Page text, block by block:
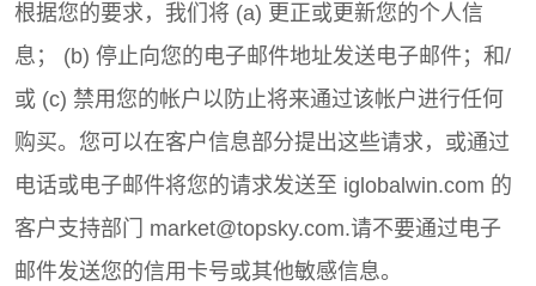
根据您的要求，我们将 (a) 更正或更新您的个人信
息； (b) 停止向您的电子邮件地址发送电子邮件；和/
或 (c) 禁用您的帐户以防止将来通过该帐户进行任何
购买。您可以在客户信息部分提出这些请求，或通过
电话或电子邮件将您的请求发送至 iglobalwin.com 的
客户支持部门 market@topsky.com.请不要通过电子
邮件发送您的信用卡号或其他敏感信息。